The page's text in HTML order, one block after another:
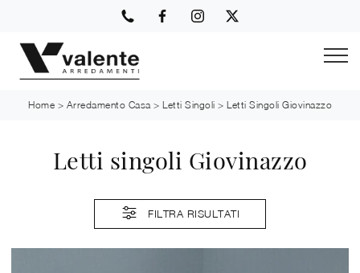
Home > Arredamento Casa > Letti Singoli > Letti Singoli Giovinazzo
Letti singoli Giovinazzo
FILTRA RISULTATI